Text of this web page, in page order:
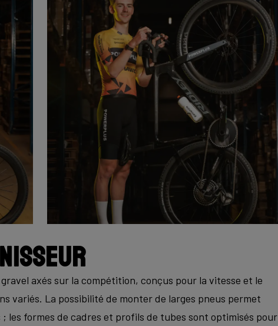
axés sur la compétition, conçus pour la vitesse et le
variés. La possibilité de monter de larges pneus permet
les formes de cadres et profils de tubes sont optimisés pour